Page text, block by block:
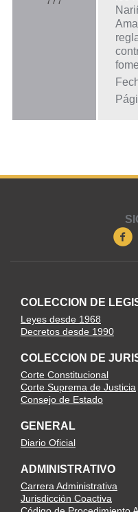
COLECCION DE
Leyes desde 1968
Decretos desde 1990
COLECCION DE
Corte Constitucional
Corte Suprema de Justicia
Consejo de Estado
GENERAL
Diario Oficial
ADMINISTRATIVO
Carrera Administrativa
Jurisdicción Coactiva